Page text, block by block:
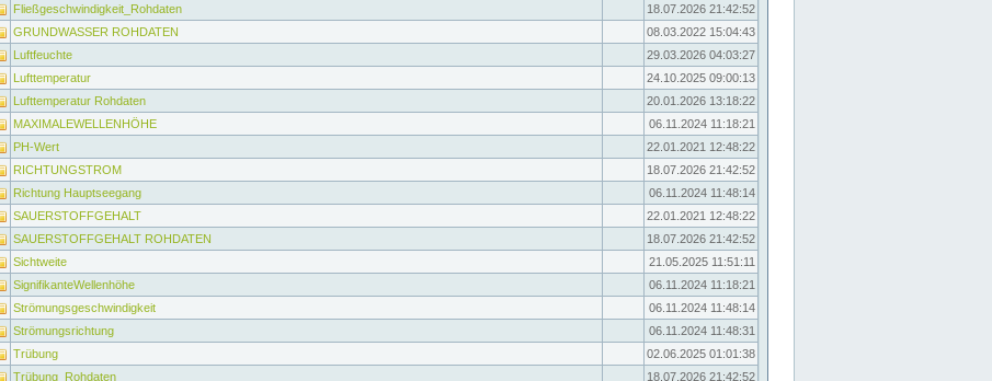
Fließgeschwindigkeit_Rohdaten
18.07.2026 21:42:52
GRUNDWASSER ROHDATEN
08.03.2022 15:04:43
Luftfeuchte
29.03.2026 04:03:27
Lufttemperatur
24.10.2025 09:00:13
Lufttemperatur Rohdaten
20.01.2026 13:18:22
MAXIMALEWELLENHÖHE
06.11.2024 11:18:21
PH-Wert
22.01.2021 12:48:22
RICHTUNGSTROM
18.07.2026 21:42:52
Richtung Hauptseegang
06.11.2024 11:48:14
SAUERSTOFFGEHALT
22.01.2021 12:48:22
SAUERSTOFFGEHALT ROHDATEN
18.07.2026 21:42:52
Sichtweite
21.05.2025 11:51:11
SignifikanteWellenhöhe
06.11.2024 11:18:21
Strömungsgeschwindigkeit
06.11.2024 11:48:14
Strömungsrichtung
06.11.2024 11:48:31
Trübung
02.06.2025 01:01:38
Trübung_Rohdaten
18.07.2026 21:42:52